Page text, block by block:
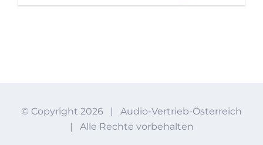
© Copyright 2026 | Audio-Vertrieb-Österreich
| Alle Rechte vorbehalten